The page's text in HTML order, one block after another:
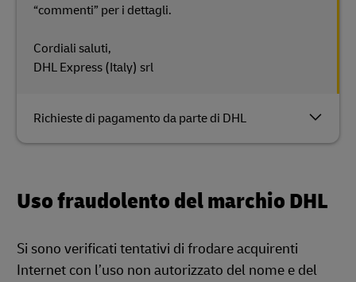
Richieste di pagamento da parte di DHL
“commenti” per i dettagli.
Cordiali saluti,
DHL Express (Italy) srl
Uso fraudolento del marchio DHL
Si sono verificati tentativi di frodare acquirenti
Internet con l’uso non autorizzato del nome e del